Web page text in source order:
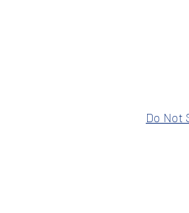
Do Not